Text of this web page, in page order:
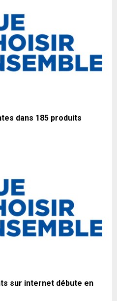
dans 185 produits
sur internet débute en